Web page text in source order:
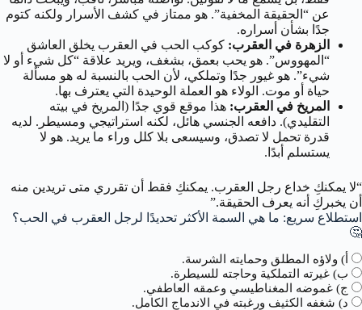
عن “الحقيقة المخفية”. هو ممتاز في كشف الأسرار ولكنه كتوم
جدًا بشأن أسراره.
الزهرة في العقرب: كوكب الحب في العقرب يخلق العاشق
“المهووس”. هو يحب بعمق، بشغف، ويريد علاقة “كل شيء أو لا
شيء”. هو غيور جدًا وتملكي، لأن الحب بالنسبة له هو مسألة
حياة أو موت. الولاء هو العملة الوحيدة التي يعترف بها.
المريخ في العقرب: هذا موقع قوي جدًا (المريخ في بيته
التقليدي). دافعه الجنسي هائل، لكنه استراتيجي ومسيطر. لديه
قدرة تحمل لا تصدق، وسيسعى بلا كلل وراء ما يريد. هو لا
يستسلم أبدًا.
“لا يمكنكِ خداع رجل العقرب. يمكنكِ فقط أن تقرري متى تريدين منه
أن يخبركِ أنه يعرف الحقيقة.”
استطلاع سريع: ما هي السمة الأكثر تحديدًا لرجل العقرب في الحب؟
🤔
أ) ولاؤه المطلق وحمايته الشرسة.
ب) غيرته التملكية وحاجته للسيطرة.
ج) غموضه المغناطيسي وعمقه العاطفي.
د) شغفه الكثيف ورغبته في الاندماج الكامل.